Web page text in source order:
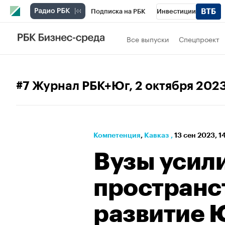
Подписка на РБК Инвестиции
РБК Вино
Франшизы
Все выпуски Спецпроект
#7 Журнал РБК+Юг, 2 октября
Компетенция⁠, Кавказ , 13 сен 2023,
Вузы
развитие